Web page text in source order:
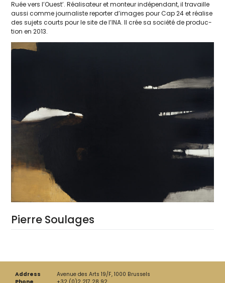
Ruée vers l’Ouest’. Réalisateur et mon­teur indé­pen­dant, il tra­vaille
aus­si comme jour­na­liste repor­ter d’images pour Cap 24 et réa­lise
des sujets courts pour le site de l’INA. Il crée sa socié­té de pro­duc­
tion en 2013.
Pierre Soulages
Address
Avenue des Arts 19/F, 1000 Brussels